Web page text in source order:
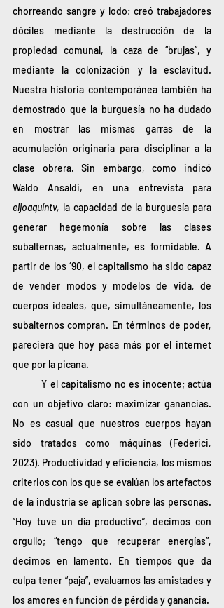
chorreando sangre y lodo; creó trabajadores
dóciles mediante la destrucción de la
propiedad comunal, la caza de “brujas”, y
mediante la colonización y la esclavitud.
Nuestra historia contemporánea también ha
demostrado que la burguesía no ha dudado
en mostrar las mismas garras de la
acumulación originaria para disciplinar a la
clase obrera. Sin embargo, como indicó
eljoaquíntv, la capacidad de la burguesía para
generar hegemonía sobre las clases
subalternas, actualmente, es formidable. A
partir de los ´90, el capitalismo ha sido capaz
de vender modos y modelos de vida, de
cuerpos ideales, que, simultáneamente, los
subalternos compran. En términos de poder,
pareciera que hoy pasa más por el internet
que por la picana.
	Y el capitalismo no es inocente; actúa
con un objetivo claro: maximizar ganancias.
No es casual que nuestros cuerpos hayan
sido tratados como máquinas (Federici,
2023). Productividad y eficiencia, los mismos
criterios con los que se evalúan los artefactos
de la industria se aplican sobre las personas.
“Hoy tuve un día productivo”, decimos con
orgullo; “tengo que recuperar energías”,
decimos en lamento. En tiempos que da
culpa tener “paja”, evaluamos las amistades y
los amores en función de pérdida y ganancia.